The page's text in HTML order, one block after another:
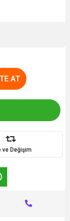
AT
ve Değişim